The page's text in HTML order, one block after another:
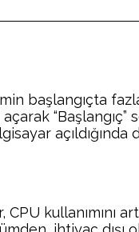
başlangıçta
kullanımını